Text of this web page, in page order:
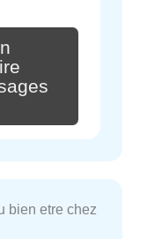
bien etre chez